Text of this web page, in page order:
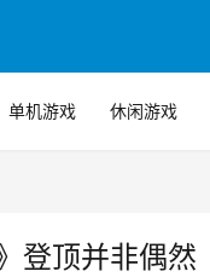
单机游戏 休闲游戏
登顶并非偶然